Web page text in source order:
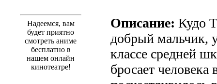
Надеемся, вам
будет приятно
смотреть аниме
бесплатно в
нашем онлайн
кинотеатре!
Описание: Кудо
добрый мальчик,
классе средней
бросает